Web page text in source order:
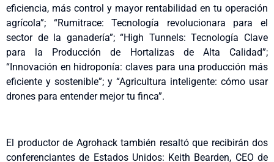
eficiencia, más control y mayor rentabilidad en tu operación
agrícola”; “Rumitrace: Tecnología revolucionara para el
sector de la ganadería”; “High Tunnels: Tecnología Clave
para la Producción de Hortalizas de Alta Calidad”;
“Innovación en hidroponía: claves para una producción más
eficiente y sostenible”; y “Agricultura inteligente: cómo usar
drones para entender mejor tu finca”.
El productor de Agrohack también resaltó que recibirán dos
conferenciantes de Estados Unidos: Keith Bearden, CEO de